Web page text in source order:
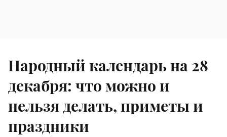
Народный календарь на 28
декабря: что можно и
нельзя делать, приметы и
праздники